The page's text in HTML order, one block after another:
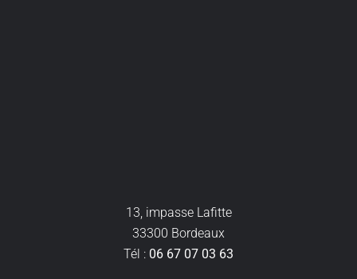
13, impasse Lafitte
33300 Bordeaux
Tél : 06 67 07 03 63